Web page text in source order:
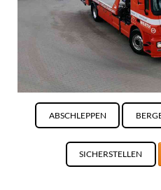
ABSCHLEPPEN
SICHERSTELLEN